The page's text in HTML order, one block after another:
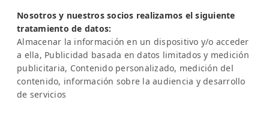
Tel:+49-221-7597715
SERVICIO
Preguntas frecuentes (FAQ)
Academia Latinconnect
Asistencia
Nosotros y nuestros socios realizamos el siguiente
tratamiento de datos:
Almacenar la información en un dispositivo y/o acceder
a ella, Publicidad basada en datos limitados y medición
publicitaria, Contenido personalizado, medición del
contenido, información sobre la audiencia y desarrollo
de servicios